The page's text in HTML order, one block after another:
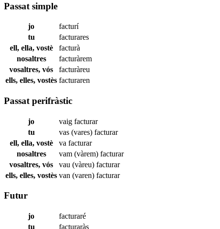
Passat simple
jo
facturí
tu
facturares
ell, ella, vostè
facturà
nosaltres
facturàrem
vosaltres, vós
facturàreu
ells, elles, vostès facturaren
Passat perifràstic
jo vaig facturar
tu
vas (vares) facturar
ell, ella, vostè
va facturar
nosaltres
vam (vàrem) facturar
vosaltres, vós
vau (vàreu) facturar
ells, elles, vostès van (varen) facturar
Futur
jo
facturaré
tu
facturaràs